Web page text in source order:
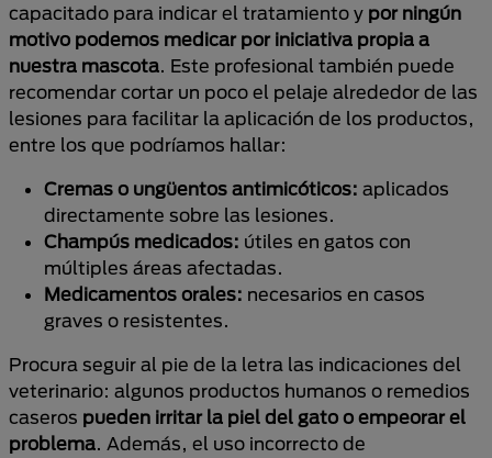
capacitado para indicar el tratamiento y por ningún
motivo podemos medicar por iniciativa propia a
nuestra mascota. Este profesional también puede
recomendar cortar un poco el pelaje alrededor de las
lesiones para facilitar la aplicación de los productos,
entre los que podríamos hallar:
Cremas o ungüentos antimicóticos: aplicados
directamente sobre las lesiones.
Champús medicados: útiles en gatos con
múltiples áreas afectadas.
Medicamentos orales: necesarios en casos
graves o resistentes.
Procura seguir al pie de la letra las indicaciones del
veterinario: algunos productos humanos o remedios
caseros pueden irritar la piel del gato o empeorar el
problema. Además, el uso incorrecto de